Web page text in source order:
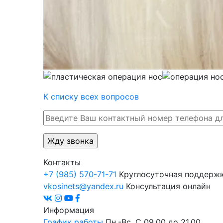
К списку всех вопросов
Контакты
+7 (985) 570-71-71 Круглосуточная
vkosinets@yandex.ru Консультация онлайн
Информация